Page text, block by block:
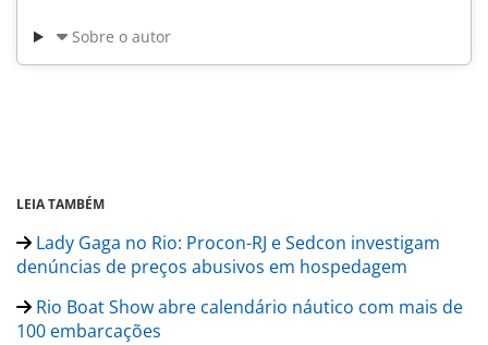
Sobre o autor
LEIA TAMBÉM
Lady Gaga no Rio: Procon-RJ e Sedcon investigam
denúncias de preços abusivos em hospedagem
Rio Boat Show abre calendário náutico com mais de
100 embarcações